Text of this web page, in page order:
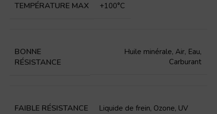
TEMPÉRATURE MAX +100°C
BONNE
RÉSISTANCE
Huile minérale, Air, Eau,
Carburant
FAIBLE RÉSISTANCE Liquide de frein, Ozone, UV